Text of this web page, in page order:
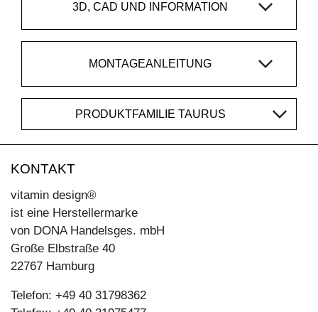
3D, CAD UND INFORMATION
MONTAGEANLEITUNG
PRODUKTFAMILIE TAURUS
KONTAKT
vitamin design®
ist eine Herstellermarke
von DONA Handelsges. mbH
Große Elbstraße 40
22767 Hamburg
Telefon: +49 40 31798362